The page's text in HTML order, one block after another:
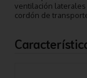
ventilación
cordón de